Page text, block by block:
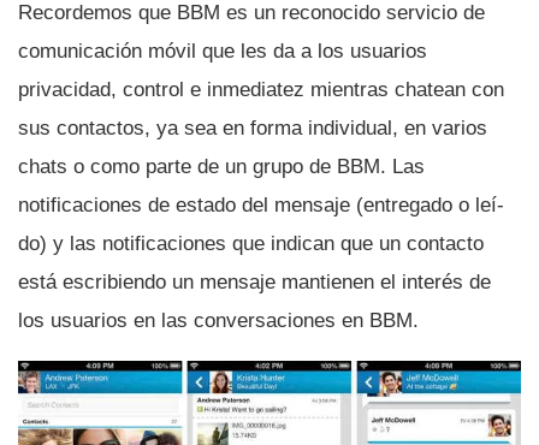
Recordemos que BBM es un reconocido servicio de
comunicación móvil que les da a los usuarios
privacidad, control e inmediatez mientras chatean con
sus contactos, ya sea en forma individual, en varios
chats o como parte de un grupo de BBM. Las
notificaciones de estado del mensaje (entregado o leí­
do) y las notificaciones que indican que un contacto
está escribiendo un mensaje mantienen el interés de
los usuarios en las conversaciones en BBM.